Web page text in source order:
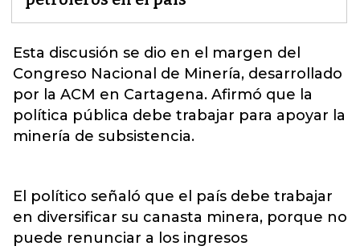
Esta discusión se dio en el margen del
Congreso Nacional de Minería, desarrollado
por la ACM en Cartagena. Afirmó que la
política pública debe trabajar para apoyar la
minería de subsistencia.
El político señaló que el país debe trabajar
en diversificar su canasta minera, porque no
puede renunciar a los ingresos